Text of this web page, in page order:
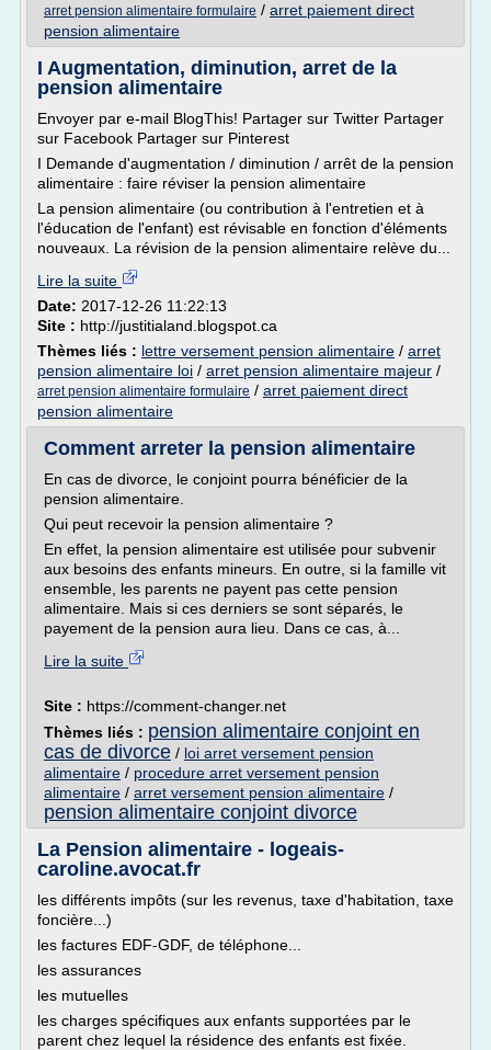
arret pension alimentaire formulaire / arret paiement direct
pension alimentaire
I Augmentation, diminution, arret de la
pension alimentaire
Envoyer par e-mail BlogThis! Partager sur Twitter Partager
sur Facebook Partager sur Pinterest
I Demande d'augmentation / diminution / arrêt de la pension
alimentaire : faire réviser la pension alimentaire
La pension alimentaire (ou contribution à l'entretien et à
l'éducation de l'enfant) est révisable en fonction d'éléments
nouveaux. La révision de la pension alimentaire relève du...
Lire la suite
Date: 2017-12-26 11:22:13
Site : http://justitialand.blogspot.ca
Thèmes liés : lettre versement pension alimentaire / arret
pension alimentaire loi / arret pension alimentaire majeur /
arret pension alimentaire formulaire / arret paiement direct
pension alimentaire
Comment arreter la pension alimentaire
En cas de divorce, le conjoint pourra bénéficier de la
pension alimentaire.
Qui peut recevoir la pension alimentaire ?
En effet, la pension alimentaire est utilisée pour subvenir
aux besoins des enfants mineurs. En outre, si la famille vit
ensemble, les parents ne payent pas cette pension
alimentaire. Mais si ces derniers se sont séparés, le
payement de la pension aura lieu. Dans ce cas, à...
Lire la suite
Site : https://comment-changer.net
Thèmes liés : pension alimentaire conjoint en
cas de divorce / loi arret versement pension
alimentaire / procedure arret versement pension
alimentaire / arret versement pension alimentaire /
pension alimentaire conjoint divorce
La Pension alimentaire - logeais-
caroline.avocat.fr
les différents impôts (sur les revenus, taxe d'habitation, taxe
foncière...)
les factures EDF-GDF, de téléphone...
les assurances
les mutuelles
les charges spécifiques aux enfants supportées par le
parent chez lequel la résidence des enfants est fixée.